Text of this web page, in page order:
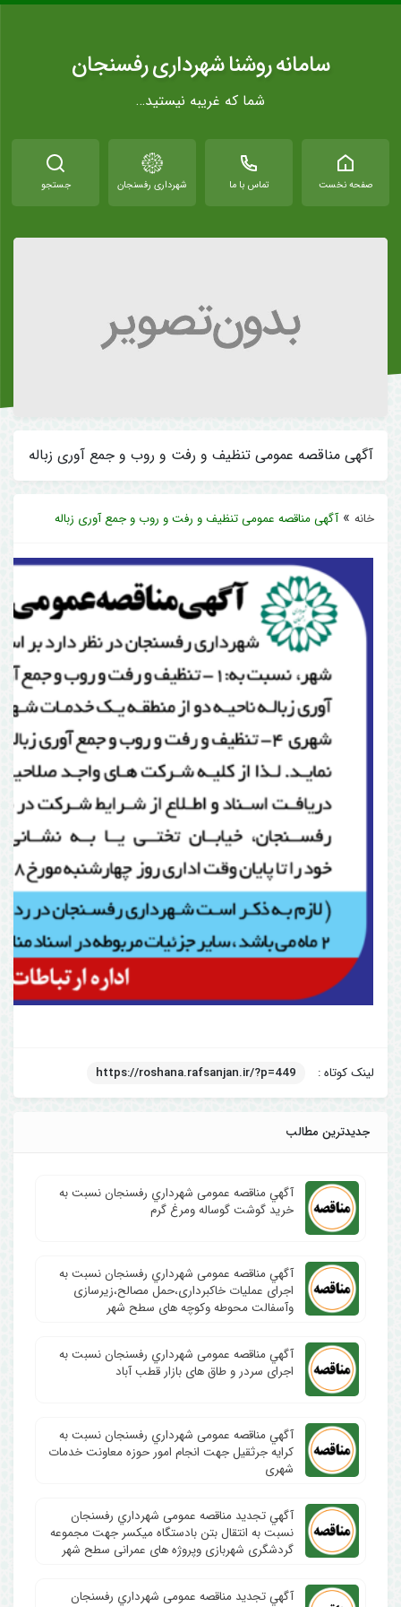
سامانه روشنا شهرداری رفسنجان
شما که غریبه نیستید…
صفحه نخست تماس با ما شهرداری رفسنجان جستجو
آگهی مناقصه عمومی تنظیف و رفت و روب و جمع آوری زباله
خانه »آگهی مناقصه عمومی تنظیف و رفت و روب و جمع آوری زباله
لینک کوتاه : https://roshana.rafsanjan.ir/?p=449
جدیدترین مطالب
آگهي مناقصه عمومی شهرداري رفسنجان نسبت به
خرید گوشت گوساله ومرغ گرم
آگهي مناقصه عمومی شهرداري رفسنجان نسبت به
اجرای عملیات خاکبرداری،حمل مصالح،زیرسازی
وآسفالت محوطه وکوچه های سطح شهر
آگهي مناقصه عمومی شهرداري رفسنجان نسبت به
اجرای سردر و طاق های بازار قطب آباد
آگهي مناقصه عمومی شهرداري رفسنجان نسبت به
کرایه جرثقیل جهت انجام امور حوزه معاونت خدمات
شهری
آگهي تجدید مناقصه عمومی شهرداري رفسنجان
نسبت به انتقال بتن بادستگاه میکسر جهت مجموعه
گردشگری شهربازی وپروژه های عمرانی سطح شهر
آگهي تجدید مناقصه عمومی شهرداري رفسنجان